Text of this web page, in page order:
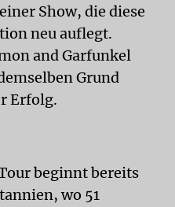
Show, die diese
neu auflegt.
and Garfunkel
Grund
Erfolg.
beginnt bereits
wo 51